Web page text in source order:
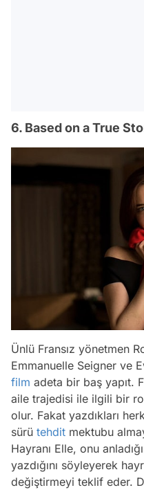
6. Based on a True
Ünlü Fransız yönetmen
Emmanuelle Seigner ve
film adeta bir baş yapıt.
aile trajedisi ile ilgili bir
olur. Fakat yazdıkları
sürü tehdit mektubu
Hayranı Elle, onu
yazdığını söyleyerek
değiştirmeyi teklif eder.